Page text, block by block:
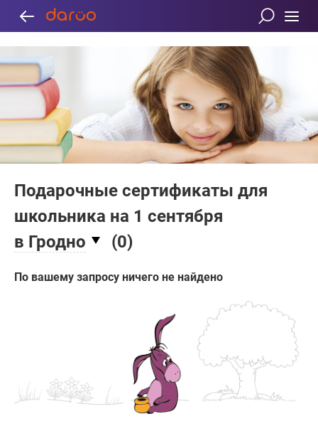
Подарочные сертификаты для
школьника на 1 сентября
в Гродно
(0)
По вашему запросу ничего не найдено